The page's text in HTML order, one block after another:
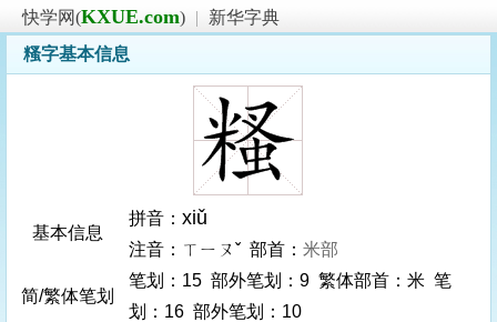
快学网(KXUE.com) |
新华字典
糔字基本信息
基本信息
拼音： xiǔ
注音：ㄒㄧㄡˇ 部首： 米部
简/繁体笔划
笔划：15 部外笔划：9 繁体部首：米 笔
划：16 部外笔划：10